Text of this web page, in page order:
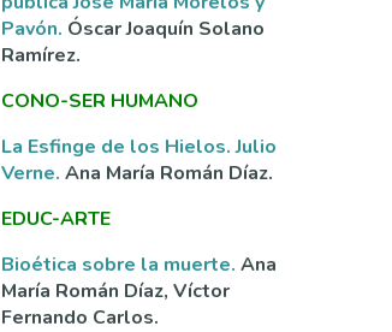
Pavón. Óscar Joaquín Solano
Ramírez.
CONO-SER HUMANO
La Esfinge de los Hielos. Julio
Verne. Ana María Román Díaz.
EDUC-ARTE
Bioética sobre la muerte. Ana
María Román Díaz, Víctor
Fernando Carlos.